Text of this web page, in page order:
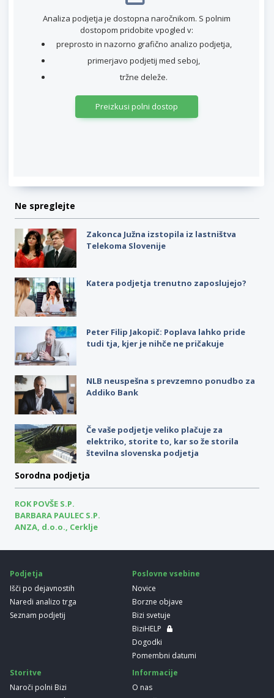
Analiza podjetja je dostopna naročnikom. S polnim
dostopom pridobite vpogled v:
preprosto in nazorno grafično analizo podjetja,
primerjavo podjetij med seboj,
tržne deleže.
Preizkusi polni dostop
Ne spreglejte
Zakonca Južna izstopila iz lastništva
Telekoma Slovenije
Katera podjetja trenutno zaposlujejo?
Peter Filip Jakopič: Poplava lahko pride
tudi tja, kjer je nihče ne pričakuje
NLB neuspešna s prevzemno ponudbo za
Addiko Bank
Če vaše podjetje veliko plačuje za
elektriko, storite to, kar so že storila
številna slovenska podjetja
Sorodna podjetja
ROK POVŠE S.P.
BARBARA PAULEC S.P.
ANZA, d.o.o., Cerklje
Podjetja
Išči po dejavnostih
Naredi analizo trga
Seznam podjetij
Poslovne vsebine
Novice
Borzne objave
Bizi svetuje
BiziHELP
Dogodki
Pomembni datumi
Storitve
Naroči polni Bizi
Informacije
O nas